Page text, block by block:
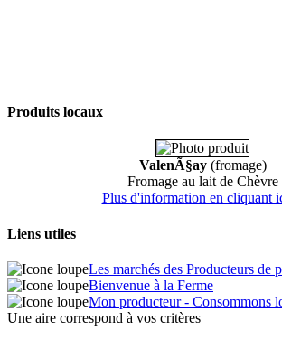
Produits locaux
ValenÃ§ay(fromage)
Fromage au lait de Chèvre
Plus d'information en cliquant
Liens utiles
Les marchés des Producteurs de
Bienvenue à la Ferme
Mon producteur - Consommons
Une aire correspond à vos critères